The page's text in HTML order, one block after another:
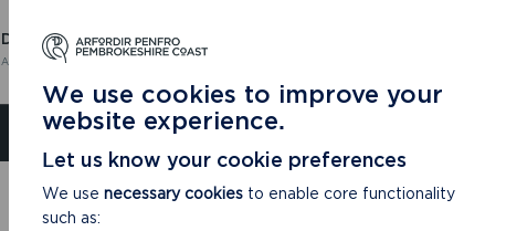
DYSGU
Am Ein Parc Cenedlaethol
GOFALU
We use cookies to improve your
website experience.
Let us know your cookie preferences
We use necessary cookies to enable core functionality
such as: